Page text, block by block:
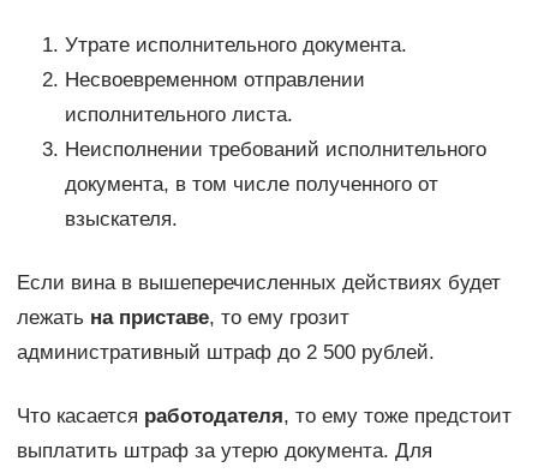
Утрате исполнительного документа.
Несвоевременном отправлении
исполнительного листа.
Неисполнении требований исполнительного
документа, в том числе полученного от
взыскателя.
Если вина в вышеперечисленных действиях будет
лежать на приставе, то ему грозит
административный штраф до 2 500 рублей.
Что касается работодателя, то ему тоже предстоит
выплатить штраф за утерю документа. Для